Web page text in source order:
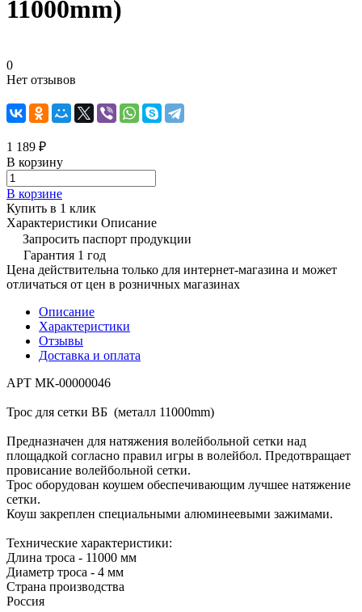
11000mm)
0
Нет отзывов
1 189 ₽
В корзину
В корзине
Купить в 1 клик
Характеристики Описание
Запросить паспорт продукции
Гарантия 1 год
Цена действительна только для интернет-магазина и может
отличаться от цен в розничных магазинах
Описание
Характеристики
Отзывы
Доставка и оплата
АРТ МК-00000046
Трос для сетки ВБ (металл 11000mm)
Предназначен для натяжения волейбольной сетки над
площадкой согласно правил игры в волейбол. Предотвращает
провисание волейбольной сетки.
Трос оборудован коушем обеспечивающим лучшее натяжение
сетки.
Коуш закреплен специальными алюминеевыми зажимами.
Технические характеристики:
Длина троса - 11000 мм
Диаметр троса - 4 мм
Страна производства
Россия